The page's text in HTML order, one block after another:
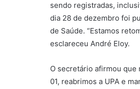
sendo registradas,
dia 28 de dezembro foi
de Saúde. “Estamos
esclareceu André Eloy.
O secretário afirmou que
01, reabrimos a UPA e